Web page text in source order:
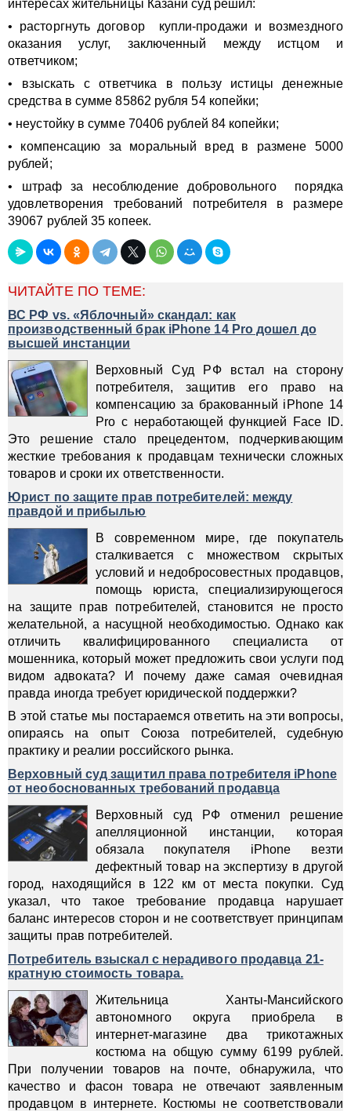
интересах жительницы Казани суд решил:
• расторгнуть договор купли-продажи и возмездного
оказания услуг, заключенный между истцом и
ответчиком;
• взыскать с ответчика в пользу истицы денежные
средства в сумме 85862 рубля 54 копейки;
• неустойку в сумме 70406 рублей 84 копейки;
• компенсацию за моральный вред в размене 5000
рублей;
• штраф за несоблюдение добровольного порядка
удовлетворения требований потребителя в размере
39067 рублей 35 копеек.
ЧИТАЙТЕ ПО ТЕМЕ:
ВС РФ vs. «Яблочный» скандал: как
производственный брак iPhone 14 Pro дошел до
высшей инстанции
Верховный Суд РФ встал на сторону
потребителя, защитив его право на
компенсацию за бракованный iPhone 14
Pro с неработающей функцией Face ID.
Это решение стало прецедентом, подчеркивающим
жесткие требования к продавцам технически сложных
товаров и сроки их ответственности.
Юрист по защите прав потребителей: между
правдой и прибылью
В современном мире, где покупатель
сталкивается с множеством скрытых
условий и недобросовестных продавцов,
помощь юриста, специализирующегося
на защите прав потребителей, становится не просто
желательной, а насущной необходимостью. Однако как
отличить квалифицированного специалиста от
мошенника, который может предложить свои услуги под
видом адвоката? И почему даже самая очевидная
правда иногда требует юридической поддержки?
В этой статье мы постараемся ответить на эти вопросы,
опираясь на опыт Союза потребителей, судебную
практику и реалии российского рынка.
Верховный суд защитил права потребителя iPhone
от необоснованных требований продавца
Верховный суд РФ отменил решение
апелляционной инстанции, которая
обязала покупателя iPhone везти
дефектный товар на экспертизу в другой
город, находящийся в 122 км от места покупки. Суд
указал, что такое требование продавца нарушает
баланс интересов сторон и не соответствует принципам
защиты прав потребителей.
Потребитель взыскал c нерадивого продавца 21-
кратную стоимость товара.
Жительница Ханты-Мансийского
автономного округа приобрела в
интернет-магазине два трикотажных
костюма на общую сумму 6199 рублей.
При получении товаров на почте, обнаружила, что
качество и фасон товара не отвечают заявленным
продавцом в интернете. Костюмы не соответствовали